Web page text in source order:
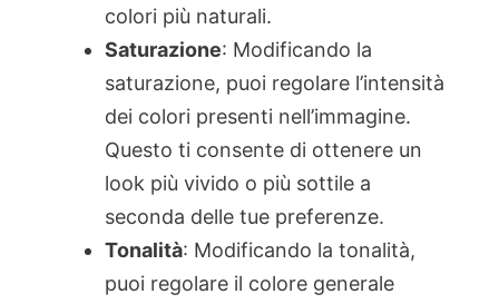
colori più naturali.
Saturazione: Modificando la
saturazione, puoi regolare l’intensità
dei colori presenti nell’immagine.
Questo ti consente di ottenere un
look più vivido o più sottile a
seconda delle tue preferenze.
Tonalità: Modificando la tonalità,
puoi regolare il colore generale